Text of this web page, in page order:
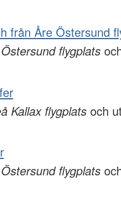
från Åre Östersund
flygplats
Kallax flygplatsoch
flygplats